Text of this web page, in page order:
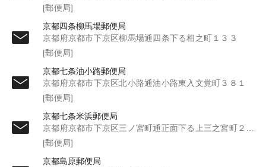
[郵便局]
京都四条柳馬場郵便局
京都府京都市下京区柳馬場通四条下る相之町１３３
[郵便局]
京都七条油小路郵便局
京都府京都市下京区北小路通油小路東入文覚町３８１
[郵便局]
京都七条米浜郵便局
京都府京都市下京区三ノ宮町通正面下る上三之宮町２６０
[郵便局]
京都島原郵便局